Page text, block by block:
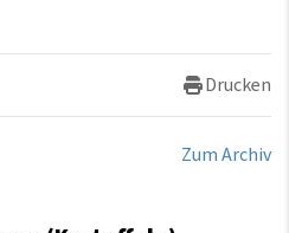
Drucken
Zum Archiv